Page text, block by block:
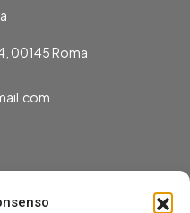
00145 Roma